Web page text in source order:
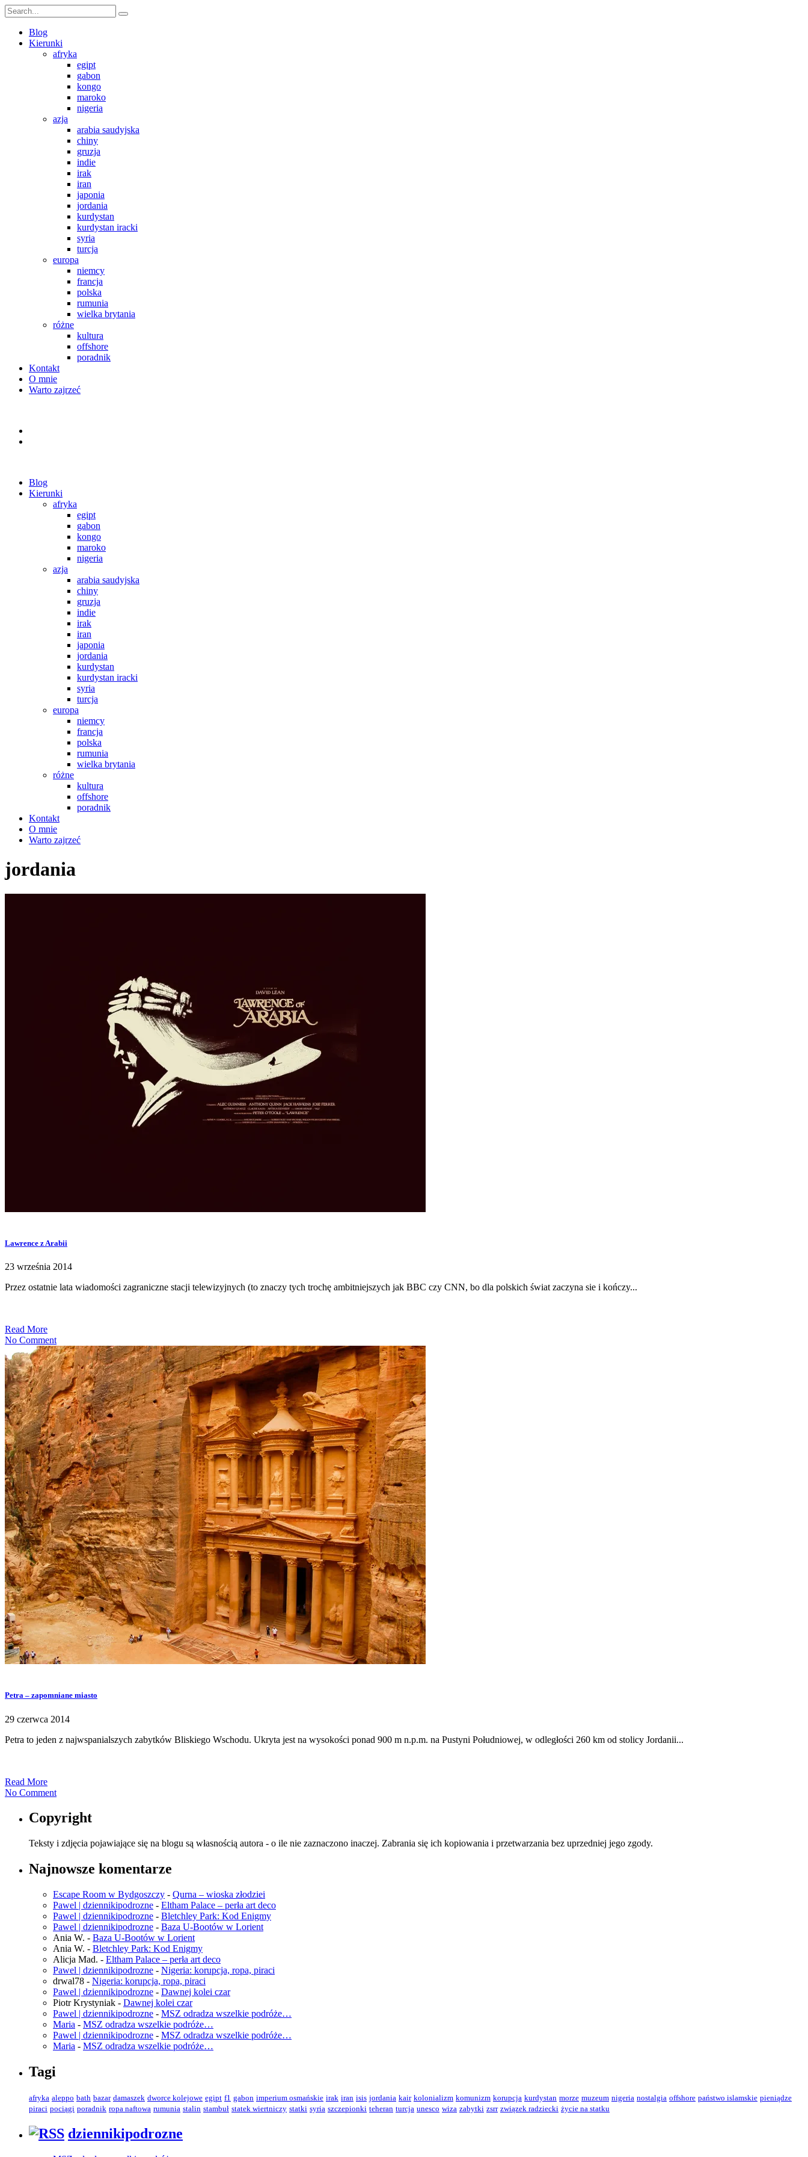
Blog
Kierunki
afryka
egipt
gabon
kongo
maroko
nigeria
azja
arabia saudyjska
chiny
gruzja
indie
irak
iran
japonia
jordania
kurdystan
kurdystan iracki
syria
turcja
europa
niemcy
francja
polska
rumunia
wielka brytania
różne
kultura
offshore
poradnik
Kontakt
O mnie
Warto zajrzeć
Blog
Kierunki
afryka
egipt
gabon
kongo
maroko
nigeria
azja
arabia saudyjska
chiny
gruzja
indie
irak
iran
japonia
jordania
kurdystan
kurdystan iracki
syria
turcja
europa
niemcy
francja
polska
rumunia
wielka brytania
różne
kultura
offshore
poradnik
Kontakt
O mnie
Warto zajrzeć
jordania
Lawrence z Arabii
23 września 2014
Przez ostatnie lata wiadomości zagraniczne stacji telewizyjnych (to znaczy tych trochę ambitniejszych jak BBC czy CNN, bo dla polskich świat zaczyna sie i kończy...
Read More
No Comment
Petra – zapomniane miasto
29 czerwca 2014
Petra to jeden z najwspanialszych zabytków Bliskiego Wschodu. Ukryta jest na wysokości ponad 900 m n.p.m. na Pustyni Południowej, w odległości 260 km od stolicy Jordanii...
Read More
No Comment
Copyright
Teksty i zdjęcia pojawiające się na blogu są własnością autora - o ile nie zaznaczono inaczej. Zabrania się ich kopiowania i przetwarzania bez uprzedniej jego zgody.
Najnowsze komentarze
Escape Room w Bydgoszczy - Qurna – wioska złodziei
Pawel | dziennikipodrozne - Eltham Palace – perła art deco
Pawel | dziennikipodrozne - Bletchley Park: Kod Enigmy
Pawel | dziennikipodrozne - Baza U-Bootów w Lorient
Ania W. - Baza U-Bootów w Lorient
Ania W. - Bletchley Park: Kod Enigmy
Alicja Mad. - Eltham Palace – perła art deco
Pawel | dziennikipodrozne - Nigeria: korupcja, ropa, piraci
drwal78 - Nigeria: korupcja, ropa, piraci
Pawel | dziennikipodrozne - Dawnej kolei czar
Piotr Krystyniak - Dawnej kolei czar
Pawel | dziennikipodrozne - MSZ odradza wszelkie podróże…
Maria - MSZ odradza wszelkie podróże…
Pawel | dziennikipodrozne - MSZ odradza wszelkie podróże…
Maria - MSZ odradza wszelkie podróże…
Tagi
afryka aleppo bath bazar damaszek dworce kolejowe egipt f1 gabon imperium osmańskie irak iran isis jordania kair kolonializm komunizm korupcja kurdystan morze muzeum nigeria nostalgia offshore państwo islamskie pieniądze
piraci pociągi poradnik ropa naftowa rumunia stalin stambuł statek wiertniczy statki syria szczepionki teheran turcja unesco wiza zabytki zsrr związek radziecki życie na statku
dziennikipodrozne